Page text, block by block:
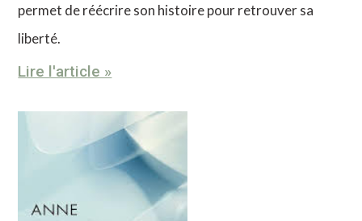
permet de réécrire son histoire pour retrouver sa
liberté.
Lire l'article »